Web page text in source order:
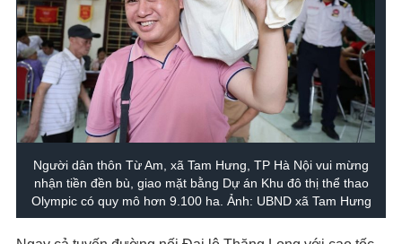
Người dân thôn Từ Am, xã Tam Hưng, TP Hà Nội vui mừng
nhận tiền đền bù, giao mặt bằng Dự án Khu đô thị thể thao
Olympic có quy mô hơn 9.100 ha. Ảnh: UBND xã Tam Hưng